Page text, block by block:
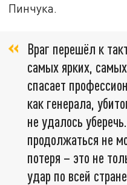
Пинчука.
Враг перешёл к
самых ярких,
спасает
как генерала,
не удалось
продолжаться не
потеря – это не
удар по всей